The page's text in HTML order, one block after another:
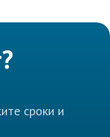
сроки и